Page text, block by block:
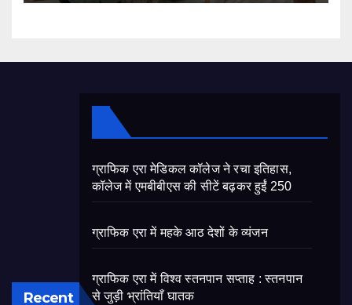
Recent
ग्राफिक एरा मेडिकल कॉलेज ने रचा इतिहास,
कॉलेज में एमबीबीएस की सीटें बढ़कर हुईं 250
ग्राफिक एरा में महके आठ देशों के व्यंजन
ग्राफिक एरा में विश्व स्तनपान सप्ताह : स्तनपान
से जुड़ी भ्रांतियाँ घातक